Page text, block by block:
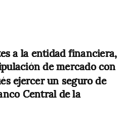
a la entidad financiera,
de mercado con
ejercer un seguro de
Central de la